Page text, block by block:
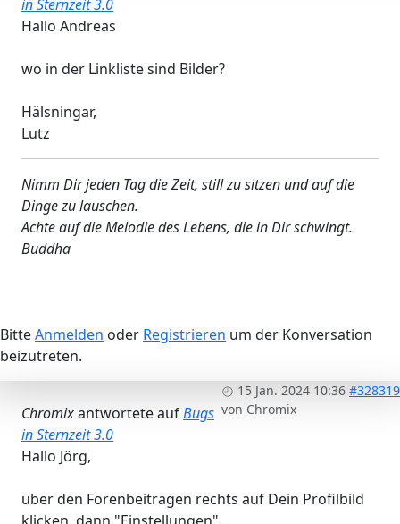
in Sternzeit 3.0
Hallo Andreas
wo in der Linkliste sind Bilder?
​​​​​​Hälsningar,
Lutz
Nimm Dir jeden Tag die Zeit, still zu sitzen und auf die
Dinge zu lauschen.
Achte auf die Melodie des Lebens, die in Dir schwingt.
Buddha
BitteAnmelden oder Registrieren um der Konversation
beizutreten.
15 Jan. 2024 10:36 #328319
von Chromix
Chromixantwortete aufBugs
in Sternzeit 3.0
Hallo Jörg,
über den Forenbeiträgen rechts auf Dein Profilbild